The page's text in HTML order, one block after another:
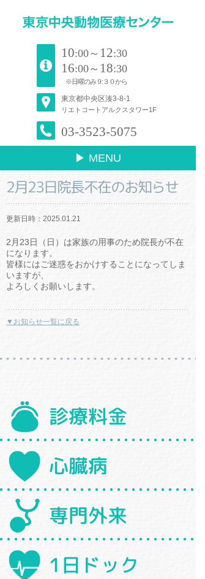
10:00～ 12:30
16:00～ 18:30
※日曜のみ９:３０から
東京都中央区湊3-8-1
リエトコートアルクスタワー1F
03-3523-5075
▶ MENU
2月23日院長不在のお知らせ
更新日時：2025.01.21
2月23日（日）は家族の用事のため院長が不在
になります。
皆様にはご迷惑をおかけすることになってしま
いますが、
よろしくお願いします。
▼お知らせ一覧に戻る
診療料金
心臓病
専門外来
1日ドック